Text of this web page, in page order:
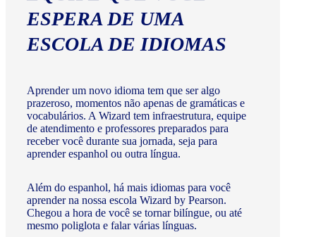
ESPERA DE UMA
ESCOLA DE IDIOMAS
Aprender um novo idioma tem que ser algo
prazeroso, momentos não apenas de gramáticas e
vocabulários. A Wizard tem infraestrutura, equipe
de atendimento e professores preparados para
receber você durante sua jornada, seja para
aprender espanhol ou outra língua.
Além do espanhol, há mais idiomas para você
aprender na nossa escola Wizard by Pearson.
Chegou a hora de você se tornar bilíngue, ou até
mesmo poliglota e falar várias línguas.